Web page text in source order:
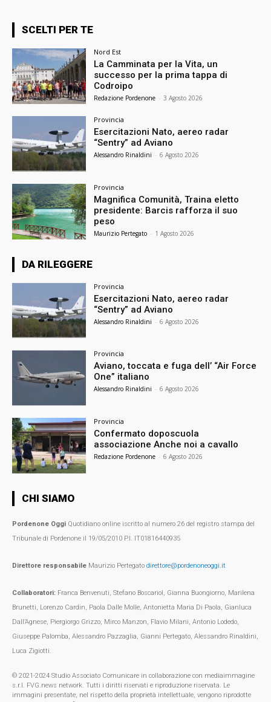
SCELTI PER TE
Nord Est
La Camminata per la Vita, un
successo per la prima tappa di
Codroipo
Redazione Pordenone - 3 Agosto 2026
Provincia
Esercitazioni Nato, aereo radar
“Sentry” ad Aviano
Alessandro Rinaldini - 6 Agosto 2026
Provincia
Magnifica Comunità, Traina eletto
presidente: Barcis rafforza il suo
peso
Maurizio Pertegato - 1 Agosto 2026
DA RILEGGERE
Provincia
Esercitazioni Nato, aereo radar
“Sentry” ad Aviano
Alessandro Rinaldini - 6 Agosto 2026
Provincia
Aviano, toccata e fuga dell’ “Air Force
One” italiano
Alessandro Rinaldini - 6 Agosto 2026
Provincia
Confermato doposcuola
associazione Anche noi a cavallo
Redazione Pordenone - 6 Agosto 2026
CHI SIAMO
Pordenone Oggi Quotidiano online iscritto al numero 26 del registro stampa del
Tribunale di Pordenone il 19/05/2010 P.I. IT01816440935
Direttore responsabile Maurizio Pertegato direttore@pordenoneoggi.it
Collaboratori: Franca Benvenuti, Stefano Boscariol, Gianna Buongiorno, Marilena
Brunetti, Lorenzo Cardin, Paola Dalle Molle, Antonietta Maria Di Paola, Gianluca
Dall’Agnese, Piergiorgo Grizzo, Mirco Manzon, Flavio Milani, Antonio Lodedo,
Giuseppe Palomba, Alessandro Pazzaglia, Gianni Pertegato, Alessandro Rinaldini,
Luca Zigiotti.
© 2021-2024 Studio Associato Comunicare in collaborazione con mediaimmagine
s.r.l. FVG.news network. Tutti i diritti riservati e riproduzione riservata. Le
immagini presentate, nel rispetto della proprietà intellettuale, vengono riprodotte